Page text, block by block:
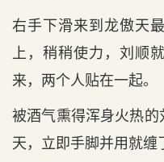
右手下滑来到龙傲天
上，稍稍使力，刘顺
来，两个人贴在一起。
被酒气熏得浑身火热
天，立即手脚并用就缠